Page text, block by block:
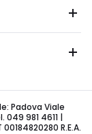
Padova Viale
981 4611 |
R.E.A.